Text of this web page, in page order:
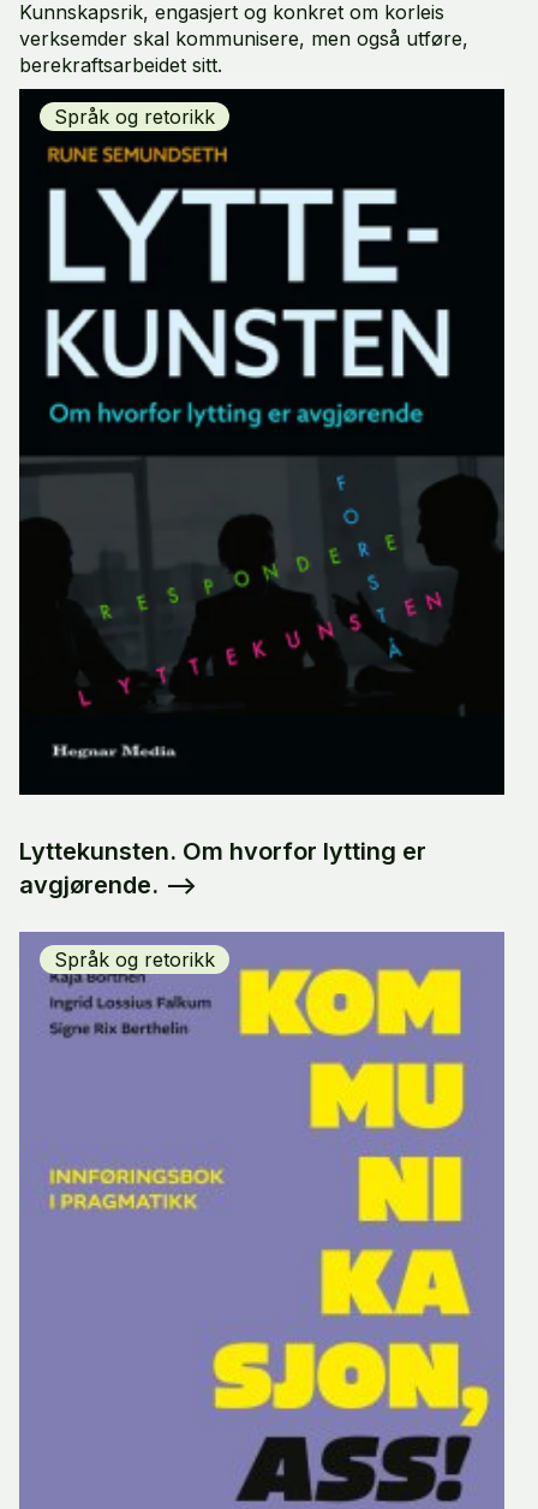
Kunnskapsrik, engasjert og konkret om korleis
verksemder skal kommunisere, men også utføre,
berekraftsarbeidet sitt.
Språk og retorikk
Lyttekunsten. Om hvorfor lytting er
avgjørende. -->
Språk og retorikk